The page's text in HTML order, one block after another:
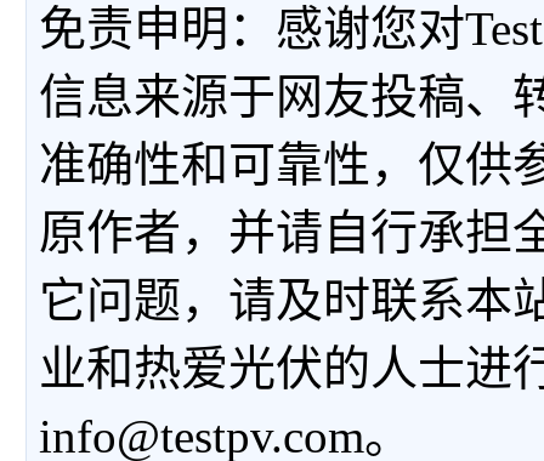
免责申明：感谢您对
信息来源于网友投稿、
准确性和可靠性，仅供
原作者，并请自行承担
它问题，请及时联系本
业和热爱光伏的人士进
info@testpv.com。